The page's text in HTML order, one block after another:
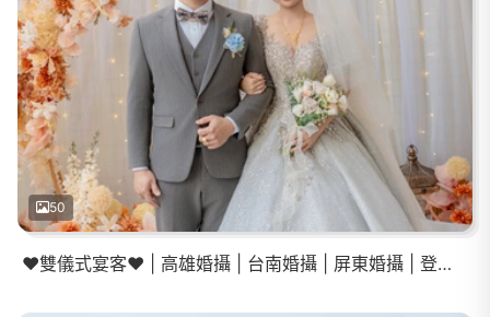
50
❤️雙儀式宴客❤️ | 高雄婚攝 | 台南婚攝 | 屏東婚攝 | 登記結婚 | 活動中心